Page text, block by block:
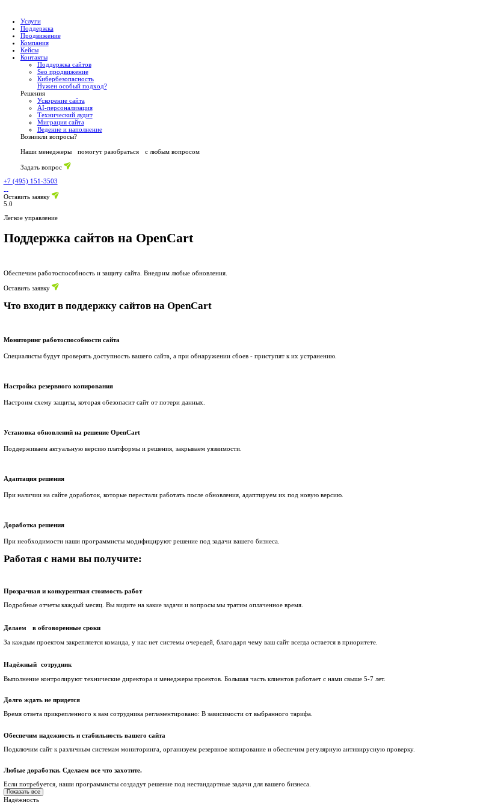
Услуги
Поддержка
Продвижение
Компания
Кейсы
Контакты
Поддержка сайтов
Seo продвижение
Кибербезопасность
Нужен особый подход?
Решения
Ускорение сайта
AI-персонализация
Технический аудит
Миграция сайта
Ведение и наполнение
Возникли вопросы?
Наши менеджеры помогут разобраться с любым вопросом
Задать вопрос
Оставить заявку
5.0
Легкое управление
Поддержка сайтов на OpenCart
Обеспечим работоспособность и защиту сайта. Внедрим любые обновления.
Что входит в поддержку сайтов на OpenCart
Мониторинг работоспособности сайта
Поддерживаем актуальную версию платформы и решения, закрываем уязвимости.
Адаптация решения
При наличии на сайте доработок, которые перестали работать после обновления, адаптируем их под новую версию.
Доработка решения
При необходимости наши программисты модифицируют решение под задачи вашего бизнеса.
Работая с нами вы получите: